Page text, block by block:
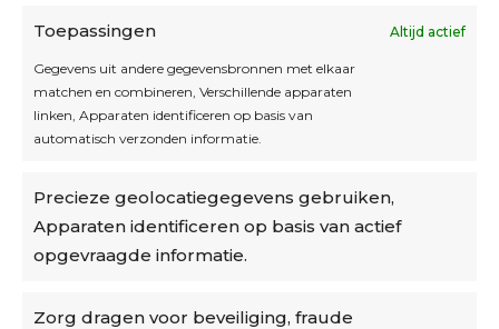
Toepassingen Altijd actief
Gegevens uit andere gegevensbronnen met elkaar
matchen en combineren, Verschillende apparaten
linken, Apparaten identificeren op basis van
automatisch verzonden informatie.
Precieze geolocatiegegevens gebruiken,
Apparaten identificeren op basis van actief
opgevraagde informatie.
Zorg dragen voor beveiliging, fraude
Algemene voorwaarden
Cookiebeleid
Accountinstellingen